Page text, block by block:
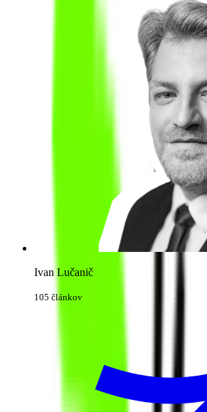
Ivan Lučanič
105 článkov